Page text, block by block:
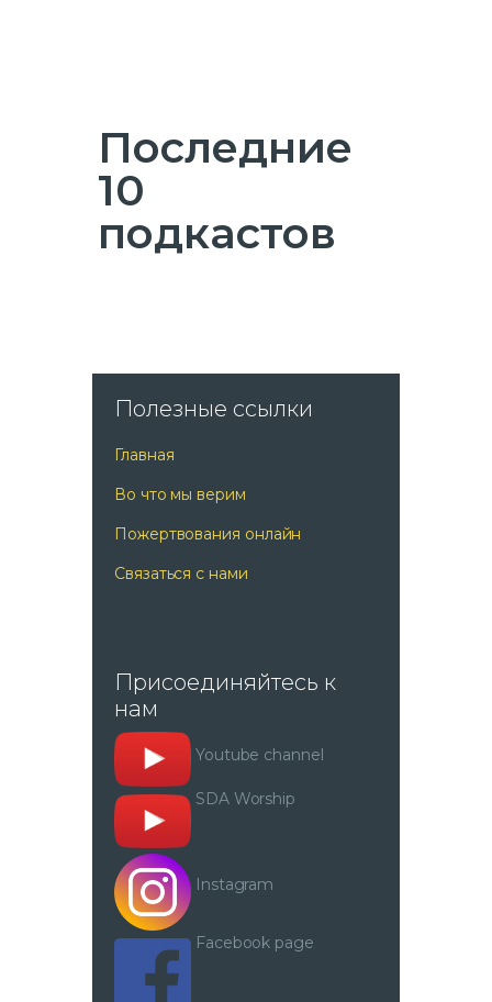
Последние
10
подкастов
Полезные ссылки
Главная
Во что мы верим
Пожертвования онлайн
Связаться с нами
Присоединяйтесь к
нам
Youtube channel
SDA Worship
Instagram
Facebook page